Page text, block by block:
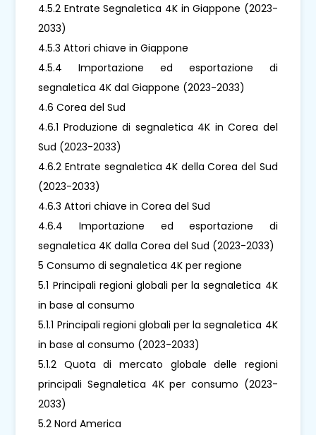
4.5.2 Entrate Segnaletica 4K in Giappone (2023-
2033)
4.5.3 Attori chiave in Giappone
4.5.4 Importazione ed esportazione di
segnaletica 4K dal Giappone (2023-2033)
4.6 Corea del Sud
4.6.1 Produzione di segnaletica 4K in Corea del
Sud (2023-2033)
4.6.2 Entrate segnaletica 4K della Corea del Sud
(2023-2033)
4.6.3 Attori chiave in Corea del Sud
4.6.4 Importazione ed esportazione di
segnaletica 4K dalla Corea del Sud (2023-2033)
5 Consumo di segnaletica 4K per regione
5.1 Principali regioni globali per la segnaletica 4K
in base al consumo
5.1.1 Principali regioni globali per la segnaletica 4K
in base al consumo (2023-2033)
5.1.2 Quota di mercato globale delle regioni
principali Segnaletica 4K per consumo (2023-
2033)
5.2 Nord America